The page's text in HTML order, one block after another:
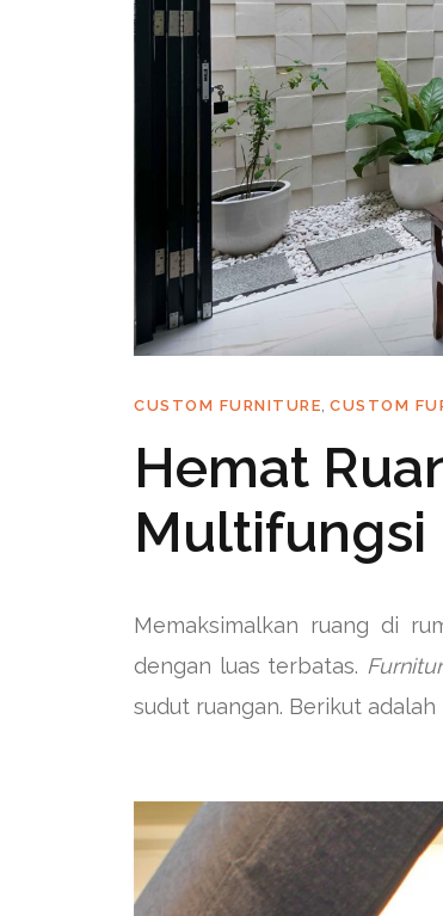
CUSTOM FURNITURE CUSTOM
Hemat
Multifungsi
Memaksimalkan ruang di
dengan luas terbatas.
sudut ruangan. Berikut